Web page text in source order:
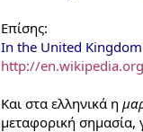
Επίσης:
In the United
http://
Και στα ελληνικά η
μεταφορική σημασία,